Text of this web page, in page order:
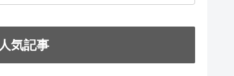
人気記事